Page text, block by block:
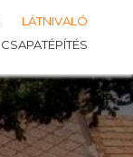
LÁTNIVALÓ
CSAPATÉPÍTÉS